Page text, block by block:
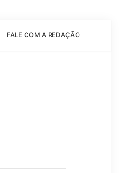
FALE COM A REDAÇÃO